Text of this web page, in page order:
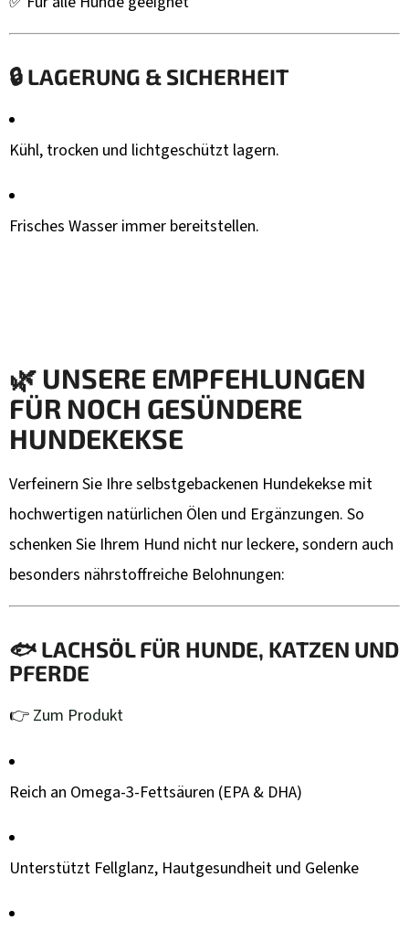
🔒 LAGERUNG & SICHERHEIT
Kühl, trocken und lichtgeschützt lagern.
Frisches Wasser immer bereitstellen.
🌿 UNSERE EMPFEHLUNGEN
FÜR NOCH GESÜNDERE
HUNDEKEKSE
Verfeinern Sie Ihre selbstgebackenen Hundekekse mit
hochwertigen natürlichen Ölen und Ergänzungen. So
schenken Sie Ihrem Hund nicht nur leckere, sondern auch
besonders nährstoffreiche Belohnungen:
🐟 LACHSÖL FÜR HUNDE, KATZEN UND
PFERDE
👉 Zum Produkt
Reich an Omega-3-Fettsäuren (EPA & DHA)
Unterstützt Fellglanz, Hautgesundheit und Gelenke